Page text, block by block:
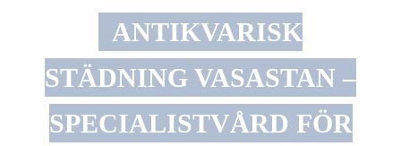
ANTIKVARISK
STÄDNING VASASTAN –
SPECIALISTVÅRD FÖR